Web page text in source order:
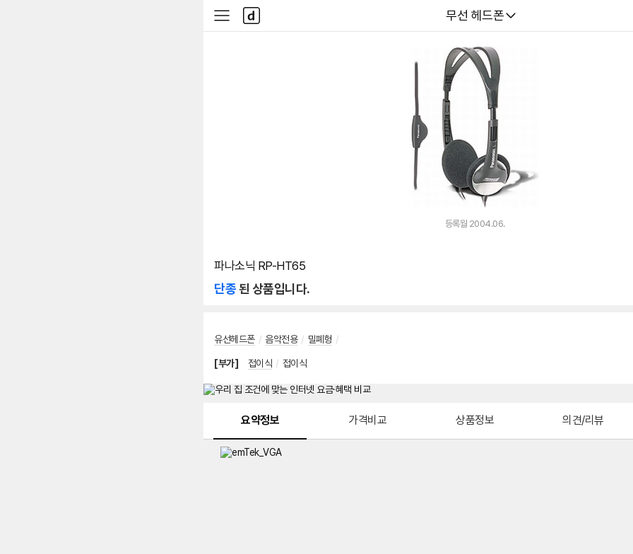
다나와
무선 헤드폰
사
이
다
나
와
등록월 2004.06.
파나소닉 RP-HT65
단종된 상품입니다.
유선헤드폰 / 음악전용 / 밀폐형 /
[부가] 접이식 / 접이식
요약정보 가격비교 상품정보 의견/리뷰